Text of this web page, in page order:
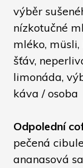
výběr
nízkotučné
mléko,
šťáv,
limonáda,
káva / osoba
Odpolední
pečená
ananasová